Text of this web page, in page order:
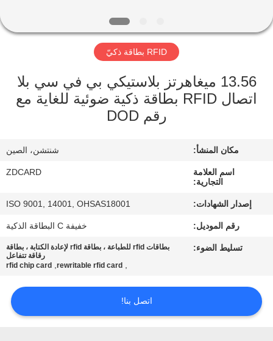
عنا
في
المعمل
مراقبة
اتصل
حالات
RFID بطاقة ذكيّ
13.56 ميغاهرتز بلاستيكي بي في سي بلا
اتصال RFID بطاقة ذكية ضوئية للغاية مع
رقم DOD
مكان المنشأ: شنتشن، الصين
اسم العلامة
التجارية:
ZDCARD
إصدار الشهادات: ISO 9001, 14001, OHSAS18001
رقم الموديل: خفيفة C البطاقة الذكية
تسليط الضوء:
بطاقات rfid للطباعة ، بطاقة rfid لإعادة الكتابة ، بطاقة
رقاقة تتفاعل
,
rewritable rfid card
,
rfid chip card
اتصل بنا!